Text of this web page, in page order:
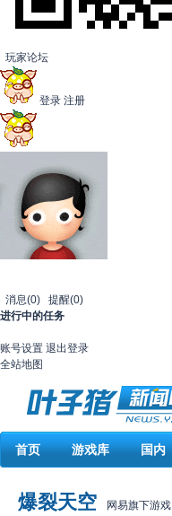
玩家论坛
登录 注册
消息(0) 提醒(0)
进行中的任务
账号设置 退出登录
全站地图
首页 游戏库 国内
爆裂天空 网易旗下游戏